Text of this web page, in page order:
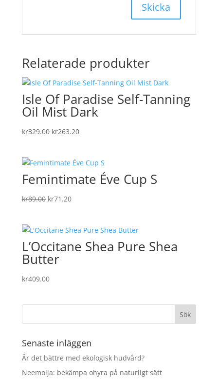
Relaterade produkter
Isle Of Paradise Self-Tanning
Oil Mist Dark
kr329.00 Det
var:
kr329.00.
kr263.20Det
är:
kr263.20.
Femintimate Éve Cup S
kr89.00 Det
var:
kr89.00.
kr71.20Det
är:
kr71.20.
L’Occitane Shea Pure Shea
Butter
kr409.00
Senaste inläggen
Är det bättre med ekologisk hudvård?
Neemolja: bekämpa ohyra på naturligt sätt